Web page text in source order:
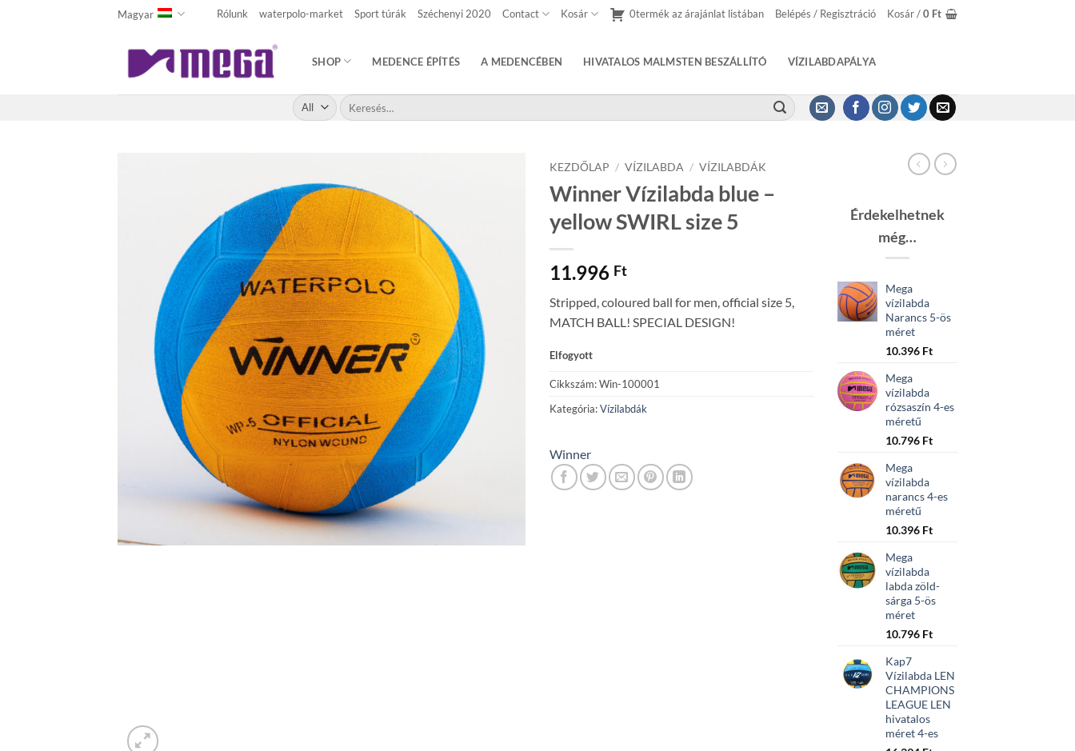
Magyar Rólunk waterpolo-market Sport túrák Széchenyi 2020 Contact Kosár 0termék az árajánlat listában Belépés / Regisztráció Kosár /0 Ft
SHOP MEDENCE ÉPÍTÉS A MEDENCÉBEN HIVATALOS MALMSTEN BESZÁLLÍTÓ VÍZILABDAPÁLYA
Keresés
a
KEZDŐLAP / VÍZILABDA / VÍZILABDÁK
Winner Vízilabda blue –
yellow SWIRL size 5
11.996 Ft
Stripped, coloured ball for men, official size 5,
MATCH BALL! SPECIAL DESIGN!
Elfogyott
Cikkszám:Win-100001
Kategória:Vízilabdák
Winner
Érdekelhetnek
még…
Mega
vízilabda
Narancs 5-ös
méret
10.396 Ft
Mega
vízilabda
rózsaszín 4-es
méretű
10.796 Ft
Mega
vízilabda
narancs 4-es
méretű
10.396 Ft
Mega
vízilabda
labda zöld-
sárga 5-ös
méret
10.796 Ft
Kap7
Vízilabda LEN
CHAMPIONS
LEAGUE LEN
hivatalos
méret 4-es